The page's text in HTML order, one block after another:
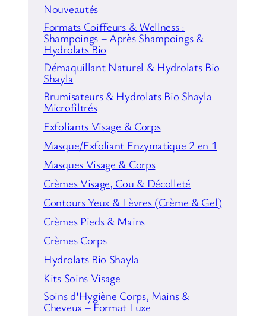
Nouveautés
Formats Coiffeurs & Wellness :
Shampoings – Après Shampoings &
Hydrolats Bio
Démaquillant Naturel & Hydrolats Bio
Shayla
Brumisateurs & Hydrolats Bio Shayla
Microfiltrés
Exfoliants Visage & Corps
Masque/Exfoliant Enzymatique 2 en 1
Masques Visage & Corps
Crèmes Visage, Cou & Décolleté
Contours Yeux & Lèvres (Crème & Gel)
Crèmes Pieds & Mains
Crèmes Corps
Hydrolats Bio Shayla
Kits Soins Visage
Soins d'Hygiène Corps, Mains &
Cheveux – Format Luxe